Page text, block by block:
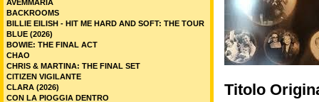
Titolo
AVEMMARIA
BACKROOMS
BILLIE EILISH - HIT ME HARD AND SOFT: THE TOUR
BLUE (2026)
BOWIE: THE FINAL ACT
CHAO
CHRIS & MARTINA: THE FINAL SET
CITIZEN VIGILANTE
CLARA (2026)
CON LA PIOGGIA DENTRO